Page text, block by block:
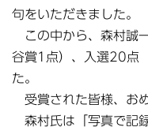
句をいただきました。
この中から、森村誠
谷賞1点）、入選20点
た。
受賞された皆様、お
森村氏は「写真で記